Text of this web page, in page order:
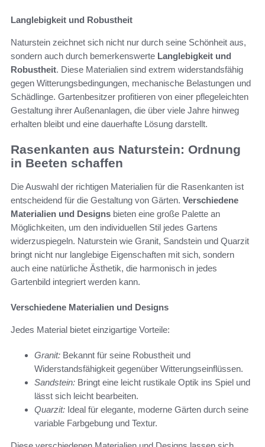
Langlebigkeit und Robustheit
Naturstein zeichnet sich nicht nur durch seine Schönheit aus,
sondern auch durch bemerkenswerte Langlebigkeit und
Robustheit. Diese Materialien sind extrem widerstandsfähig
gegen Witterungsbedingungen, mechanische Belastungen und
Schädlinge. Gartenbesitzer profitieren von einer pflegeleichten
Gestaltung ihrer Außenanlagen, die über viele Jahre hinweg
erhalten bleibt und eine dauerhafte Lösung darstellt.
Rasenkanten aus Naturstein: Ordnung
in Beeten schaffen
Die Auswahl der richtigen Materialien für die Rasenkanten ist
entscheidend für die Gestaltung von Gärten. Verschiedene
Materialien und Designs bieten eine große Palette an
Möglichkeiten, um den individuellen Stil jedes Gartens
widerzuspiegeln. Naturstein wie Granit, Sandstein und Quarzit
bringt nicht nur langlebige Eigenschaften mit sich, sondern
auch eine natürliche Ästhetik, die harmonisch in jedes
Gartenbild integriert werden kann.
Verschiedene Materialien und Designs
Jedes Material bietet einzigartige Vorteile:
Granit: Bekannt für seine Robustheit und
Widerstandsfähigkeit gegenüber Witterungseinflüssen.
Sandstein: Bringt eine leicht rustikale Optik ins Spiel und
lässt sich leicht bearbeiten.
Quarzit: Ideal für elegante, moderne Gärten durch seine
variable Farbgebung und Textur.